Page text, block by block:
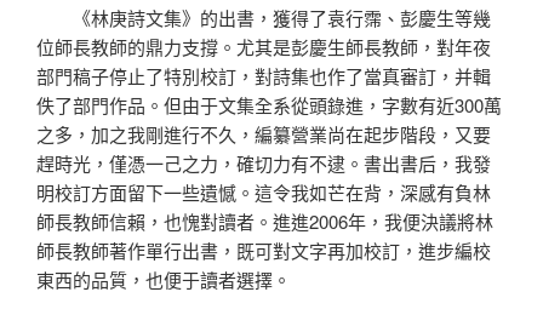
《林庚詩文集》的出書，獲得了袁行霈、彭慶生等幾
位師長教師的鼎力支撐。尤其是彭慶生師長教師，對年夜
部門稿子停止了特別校訂，對詩集也作了當真審訂，并輯
佚了部門作品。但由于文集全系從頭錄進，字數有近300萬
之多，加之我剛進行不久，編纂營業尚在起步階段，又要
趕時光，僅憑一己之力，確切力有不逮。書出書后，我發
明校訂方面留下一些遺憾。這令我如芒在背，深感有負林
師長教師信賴，也愧對讀者。進進2006年，我便決議將林
師長教師著作單行出書，既可對文字再加校訂，進步編校
東西的品質，也便于讀者選擇。